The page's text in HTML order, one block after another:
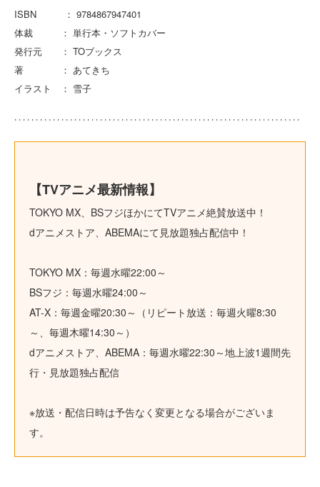
ISBN ： 9784867947401
体裁 ： 単行本・ソフトカバー
発行元 ： TOブックス
著 ： あてきち
イラスト ： 雪子
【TVアニメ最新情報】
TOKYO MX、BSフジほかにてTVアニメ絶賛放送中！
dアニメストア、ABEMAにて見放題独占配信中！
TOKYO MX：毎週水曜22:00～
BSフジ：毎週水曜24:00～
AT-X：毎週金曜20:30～（リピート放送：毎週火曜8:30
～、毎週木曜14:30～）
dアニメストア、ABEMA：毎週水曜22:30～地上波1週間先
行・見放題独占配信
※放送・配信日時は予告なく変更となる場合がございま
す。